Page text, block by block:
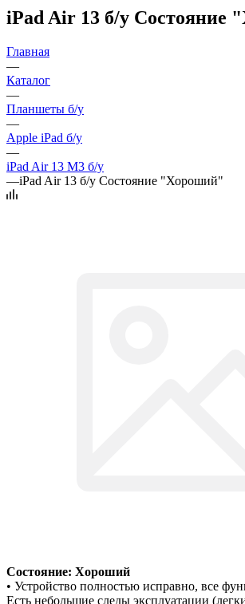
iPad Air 13 б/у Состояние
Главная
—
Каталог
—
Планшеты б/у
—
Apple iPad б/у
—
iPad Air 13 M3 б/у
—iPad Air 13 б/у Состояние "Хороший"
Состояние: Хороший
• Устройство полностью исправно, все
Есть небольшие следы эксплуатации